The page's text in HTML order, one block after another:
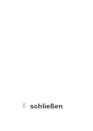
schließen